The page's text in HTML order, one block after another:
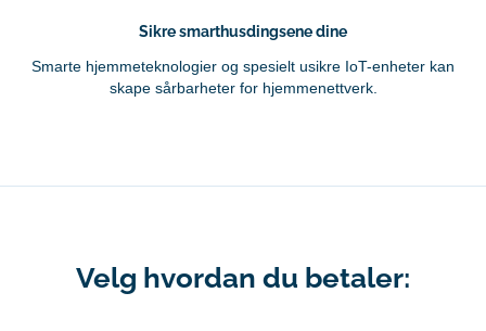
Sikre smarthusdingsene dine
Smarte hjemmeteknologier og spesielt usikre IoT-enheter kan
skape sårbarheter for hjemmenettverk.
Velg hvordan du betaler: